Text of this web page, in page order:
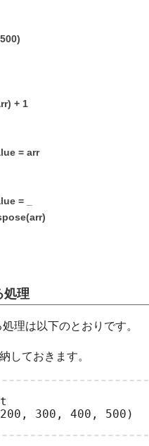
+ 1
= arr
= _
処理
理は以下のとおりです。
しておきます。